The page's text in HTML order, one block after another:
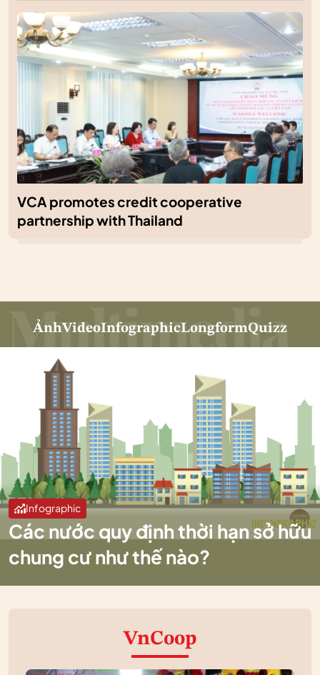
VCA promotes credit cooperative
partnership with Thailand
ẢnhVideoInfographicLongformQuizz
Infographic
Các nước quy định thời hạn sở hữu
chung cư như thế nào?
VnCoop